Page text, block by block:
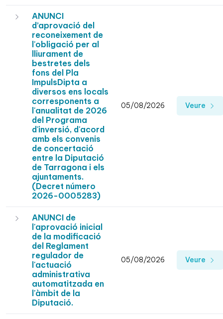
ANUNCI
d’aprovació del
reconeixement de
l'obligació per al
lliurament de
bestretes dels
fons del Pla
ImpulsDipta a
diversos ens locals
corresponents a
l'anualitat de 2026
del Programa
d'inversió, d'acord
amb els convenis
de concertació
entre la Diputació
de Tarragona i els
ajuntaments.
(Decret número
2026-0005283)
05/08/2026 Veure
ANUNCI de
l'aprovació inicial
de la modificació
del Reglament
regulador de
l'actuació
administrativa
automatitzada en
l'àmbit de la
Diputació.
05/08/2026 Veure